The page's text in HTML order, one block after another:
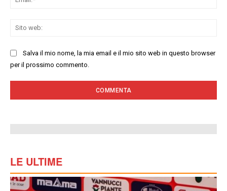
Salva il mio nome, la mia email e il mio sito web in questo browser
per il prossimo commento.
LE ULTIME